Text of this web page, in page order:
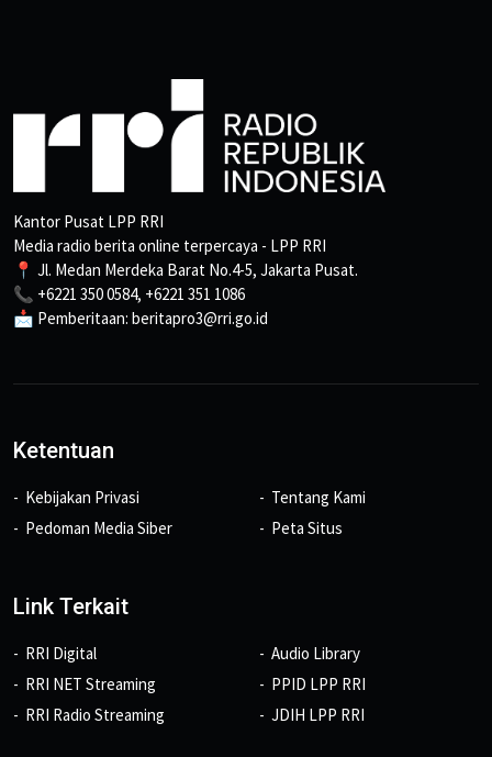
Kantor Pusat LPP RRI
Media radio berita online terpercaya - LPP RRI
📍 Jl. Medan Merdeka Barat No.4-5, Jakarta Pusat.
📞 +6221 350 0584, +6221 351 1086
📩 Pemberitaan: beritapro3@rri.go.id
Ketentuan
Kebijakan Privasi
Pedoman Media Siber
Tentang Kami
Peta Situs
Link Terkait
RRI Digital
RRI NET Streaming
RRI Radio Streaming
Audio Library
PPID LPP RRI
JDIH LPP RRI